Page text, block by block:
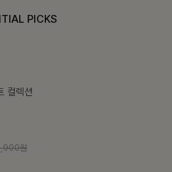
PICKS
컬렉션
원